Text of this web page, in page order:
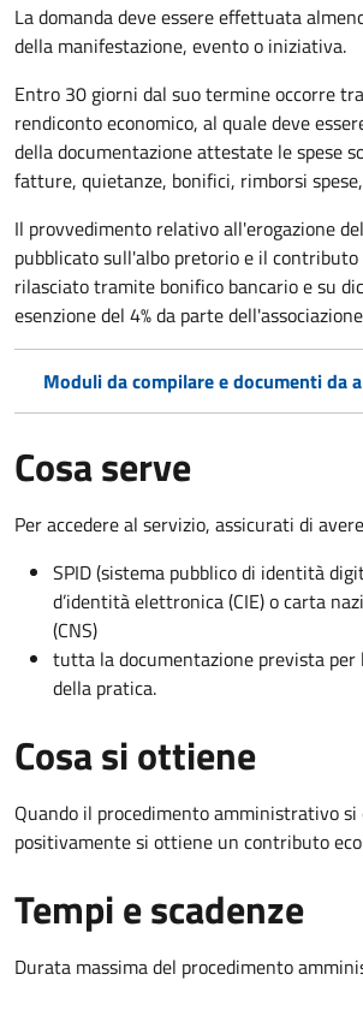
La domanda deve essere effettuata
della manifestazione, evento o iniziativa.
Entro 30 giorni dal suo termine occorre
rendiconto economico, al quale deve
della documentazione attestate le spese
fatture, quietanze, bonifici, rimborsi spese,
Il provvedimento relativo all'erogazione
pubblicatosull'albo pretorio e il contributo
rilasciato tramite bonifico bancario e su
esenzione del 4% da parte
Moduli da compilare e documenti da
Cosa serve
Per accedere al servizio, assicurati di
SPID (sistema pubblico di identità
d’identità elettronica (CIE) o carta
(CNS)
tutta la documentazione prevista per
della pratica.
Cosa si ottiene
Quando il procedimento amministrativo si
positivamente si ottiene un contributo
Tempi e scadenze
Durata massima del procedimento